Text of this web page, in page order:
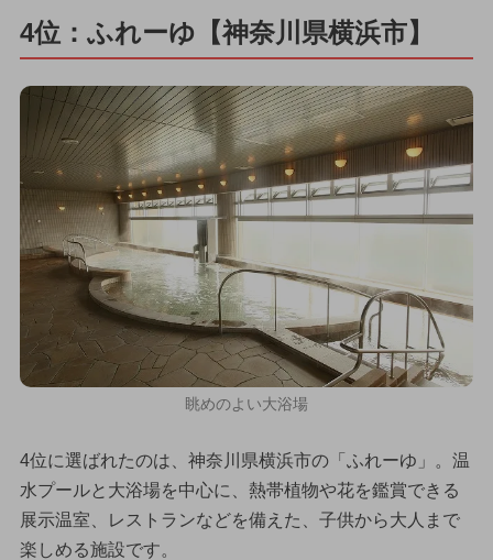
4位：ふれーゆ【神奈川県横浜市】
眺めのよい大浴場
4位に選ばれたのは、神奈川県横浜市の「ふれーゆ」。温
水プールと大浴場を中心に、熱帯植物や花を鑑賞できる
展示温室、レストランなどを備えた、子供から大人まで
楽しめる施設です。